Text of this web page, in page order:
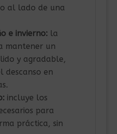
al lado de una
e invierno:la
mantener un
y agradable,
descanso en
incluye los
para
práctica, sin